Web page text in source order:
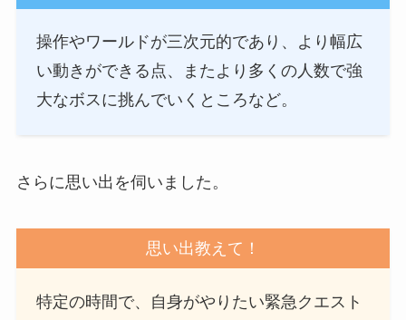
操作やワールドが三次元的であり、より幅広
い動きができる点、またより多くの人数で強
大なボスに挑んでいくところなど。
さらに思い出を伺いました。
思い出教えて！
特定の時間で、自身がやりたい緊急クエスト